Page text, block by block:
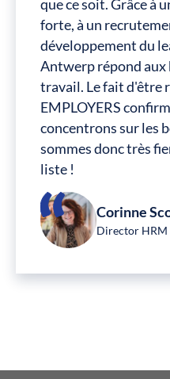
que ce soit. Grâce à
forte, à un
développement du
Antwerp répond aux
travail. Le fait d'être
EMPLOYERS
concentrons sur les
sommes donc très
liste !
Corinne
Director HRM